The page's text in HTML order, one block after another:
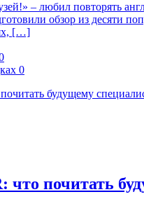
– любил повторять
обзор из десяти
[…]
0
что почитать